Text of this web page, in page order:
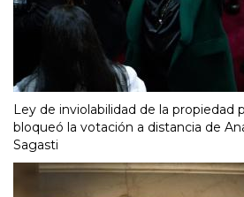
Ley de inviolabilidad de la propiedad
bloqueó la votación a distancia de
Sagasti